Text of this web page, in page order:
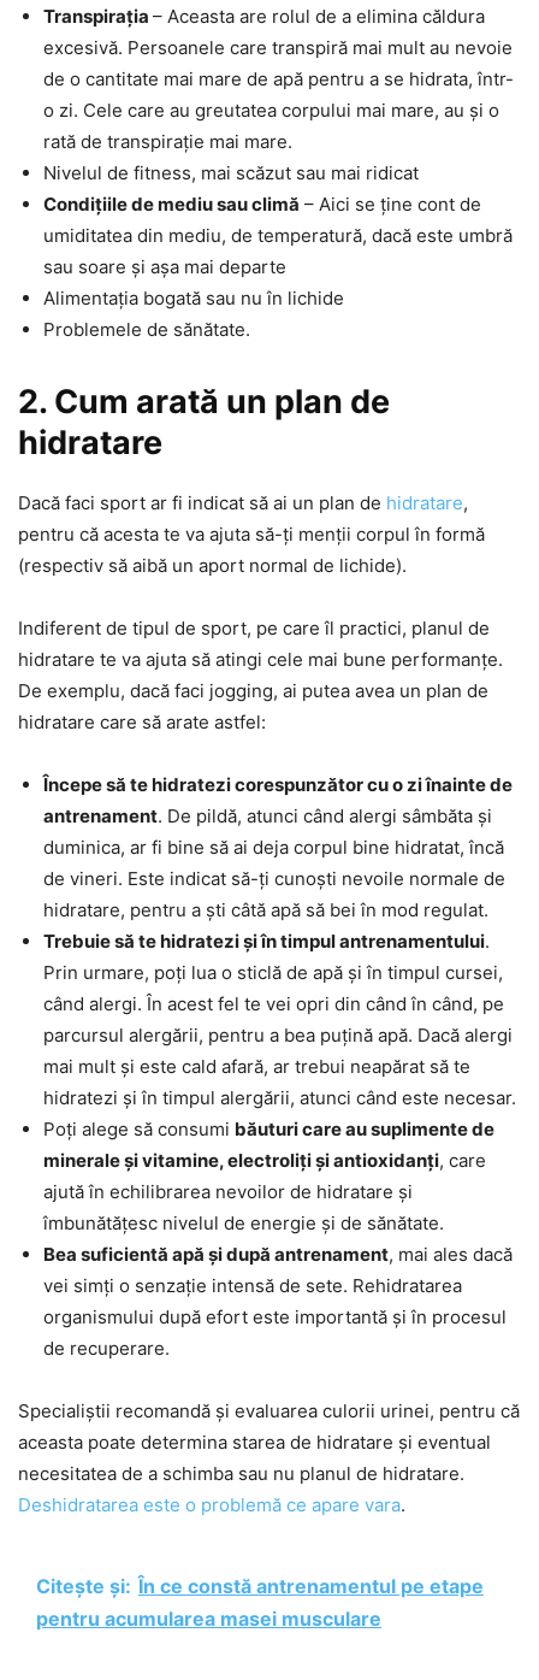
Transpirația – Aceasta are rolul de a elimina căldura
excesivă. Persoanele care transpiră mai mult au nevoie
de o cantitate mai mare de apă pentru a se hidrata, într-
o zi. Cele care au greutatea corpului mai mare, au și o
rată de transpirație mai mare.
Nivelul de fitness, mai scăzut sau mai ridicat
Condițiile de mediu sau climă – Aici se ține cont de
umiditatea din mediu, de temperatură, dacă este umbră
sau soare și așa mai departe
Alimentația bogată sau nu în lichide
Problemele de sănătate.
2. Cum arată un plan de
hidratare
Dacă faci sport ar fi indicat să ai un plan de hidratare,
pentru că acesta te va ajuta să-ți menții corpul în formă
(respectiv să aibă un aport normal de lichide).
Indiferent de tipul de sport, pe care îl practici, planul de
hidratare te va ajuta să atingi cele mai bune performanțe.
De exemplu, dacă faci jogging, ai putea avea un plan de
hidratare care să arate astfel:
Începe să te hidratezi corespunzător cu o zi înainte de
antrenament. De pildă, atunci când alergi sâmbăta și
duminica, ar fi bine să ai deja corpul bine hidratat, încă
de vineri. Este indicat să-ți cunoști nevoile normale de
hidratare, pentru a ști câtă apă să bei în mod regulat.
Trebuie să te hidratezi și în timpul antrenamentului.
Prin urmare, poți lua o sticlă de apă și în timpul cursei,
când alergi. În acest fel te vei opri din când în când, pe
parcursul alergării, pentru a bea puțină apă. Dacă alergi
mai mult și este cald afară, ar trebui neapărat să te
hidratezi și în timpul alergării, atunci când este necesar.
Poți alege să consumi băuturi care au suplimente de
minerale și vitamine, electroliți și antioxidanți, care
ajută în echilibrarea nevoilor de hidratare și
îmbunătățesc nivelul de energie și de sănătate.
Bea suficientă apă și după antrenament, mai ales dacă
vei simți o senzație intensă de sete. Rehidratarea
organismului după efort este importantă și în procesul
de recuperare.
Specialiștii recomandă și evaluarea culorii urinei, pentru că
aceasta poate determina starea de hidratare și eventual
necesitatea de a schimba sau nu planul de hidratare.
Deshidratarea este o problemă ce apare vara.
Citește și: În ce constă antrenamentul pe etape
pentru acumularea masei musculare